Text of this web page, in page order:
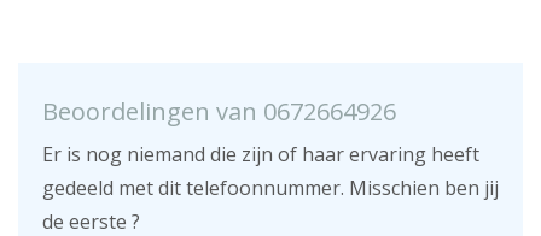
Beoordelingen van 0672664926
Er is nog niemand die zijn of haar ervaring heeft
gedeeld met dit telefoonnummer. Misschien ben jij
de eerste ?